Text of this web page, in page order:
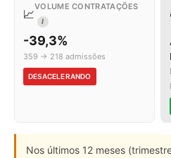
📈
VOLUME CONTRATAÇÕES
I
-39,3%
359 → 218 admissões
DESACELERANDO
Nos últimos 12 meses